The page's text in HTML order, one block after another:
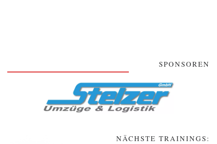
SPONSOREN
NÄCHSTE TRAININGS: